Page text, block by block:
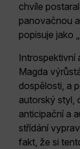
chvíle
panovačnou
popisuje jako
Introspektivní
Magda
dospělosti, a
autorský styl,
anticipační a
střídání
fakt, že si